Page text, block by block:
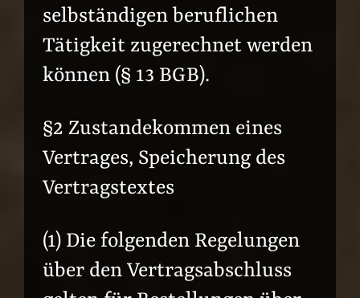
selbständigen beruflichen
Tätigkeit zugerechnet werden
können (§ 13 BGB).
§2 Zustandekommen eines
Vertrages, Speicherung des
Vertragstextes
(1) Die folgenden Regelungen
über den Vertragsabschluss